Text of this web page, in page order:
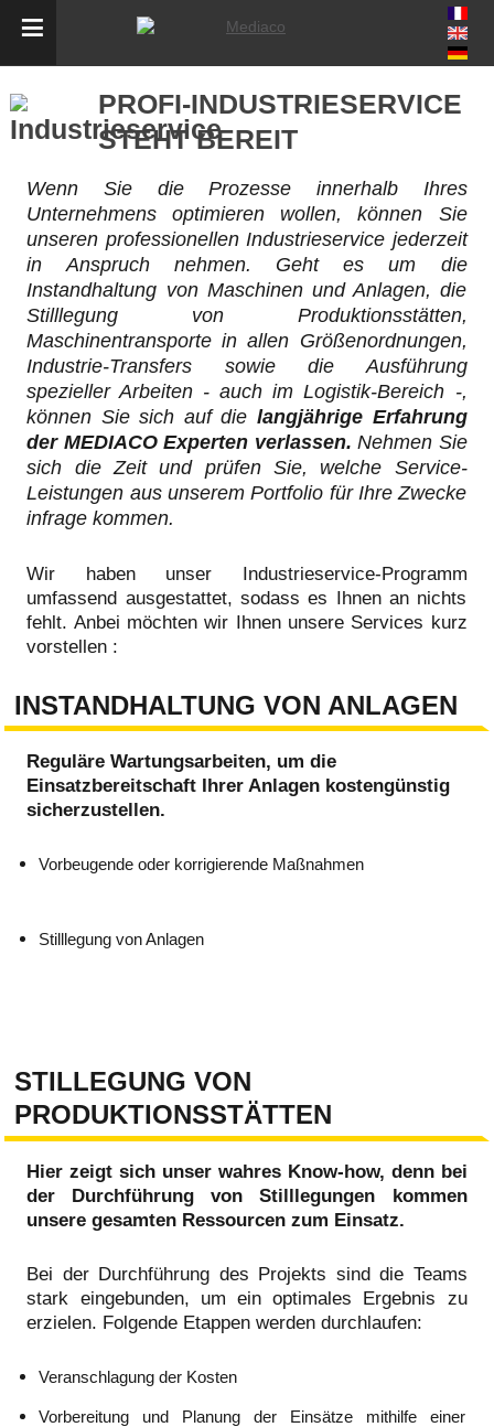
to
navigation
Skip
content
PROFI-INDUSTRIESERVICE
STEHT BEREIT
Wenn Sie die Prozesse innerhalb Ihres
Unternehmens optimieren wollen, können Sie
unseren professionellen Industrieservice jederzeit
in Anspruch nehmen. Geht es um die
Instandhaltung von Maschinen und Anlagen, die
Stilllegung von Produktionsstätten,
Maschinentransporte in allen Größenordnungen,
Industrie-Transfers sowie die Ausführung
spezieller Arbeiten - auch im Logistik-Bereich -,
können Sie sich auf die langjährige Erfahrung
der MEDIACO Experten verlassen. Nehmen Sie
sich die Zeit und prüfen Sie, welche Service-
Leistungen aus unserem Portfolio für Ihre Zwecke
infrage kommen.
Wir haben unser Industrieservice-Programm
umfassend ausgestattet, sodass es Ihnen an nichts
fehlt. Anbei möchten wir Ihnen unsere Services kurz
vorstellen :
INSTANDHALTUNG VON ANLAGEN
Reguläre Wartungsarbeiten, um die
Einsatzbereitschaft Ihrer Anlagen kostengünstig
sicherzustellen.
Vorbeugende oder korrigierende Maßnahmen
Stilllegung von Anlagen
STILLEGUNG VON
PRODUKTIONSSTÄTTEN
Hier zeigt sich unser wahres Know-how, denn bei
der Durchführung von Stilllegungen kommen
unsere gesamten Ressourcen zum Einsatz.
Bei der Durchführung des Projekts sind die Teams
stark eingebunden, um ein optimales Ergebnis zu
erzielen. Folgende Etappen werden durchlaufen:
Veranschlagung der Kosten
Vorbereitung und Planung der Einsätze mithilfe einer